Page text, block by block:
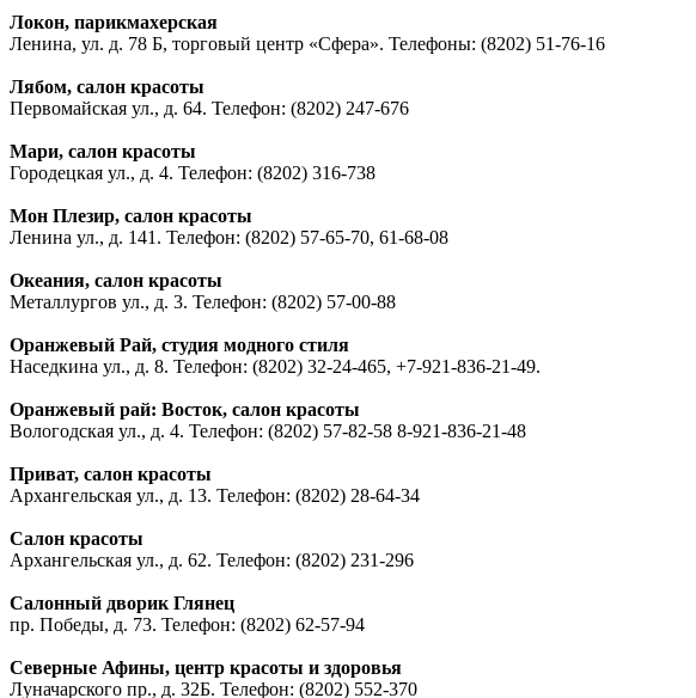
Локон, парикмахерская
Ленина, ул. д. 78 Б, торговый центр «Сфера». Телефоны: (8202) 51-76-16
Лябом, салон красоты
Первомайская ул., д. 64. Телефон: (8202) 247-676
Мари, салон красоты
Городецкая ул., д. 4. Телефон: (8202) 316-738
Мон Плезир, салон красоты
Ленина ул., д. 141. Телефон: (8202) 57-65-70, 61-68-08
Океания, салон красоты
Металлургов ул., д. 3. Телефон: (8202) 57-00-88
Оранжевый Рай, студия модного стиля
Наседкина ул., д. 8. Телефон: (8202) 32-24-465, +7-921-836-21-49.
Оранжевый рай: Восток, салон красоты
Вологодская ул., д. 4. Телефон: (8202) 57-82-58 8-921-836-21-48
Приват, салон красоты
Архангельская ул., д. 13. Телефон: (8202) 28-64-34
Салон красоты
Архангельская ул., д. 62. Телефон: (8202) 231-296
Салонный дворик Глянец
пр. Победы, д. 73. Телефон: (8202) 62-57-94
Северные Афины, центр красоты и здоровья
Луначарского пр., д. 32Б. Телефон: (8202) 552-370